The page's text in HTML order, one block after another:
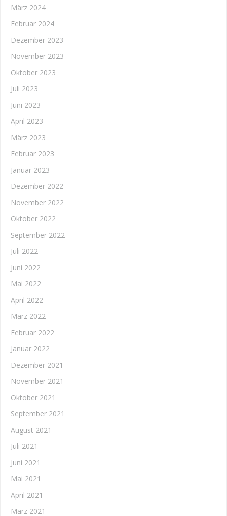
März 2024
Februar 2024
Dezember 2023
November 2023
Oktober 2023
Juli 2023
Juni 2023
April 2023
März 2023
Februar 2023
Januar 2023
Dezember 2022
November 2022
Oktober 2022
September 2022
Juli 2022
Juni 2022
Mai 2022
April 2022
März 2022
Februar 2022
Januar 2022
Dezember 2021
November 2021
Oktober 2021
September 2021
August 2021
Juli 2021
Juni 2021
Mai 2021
April 2021
März 2021